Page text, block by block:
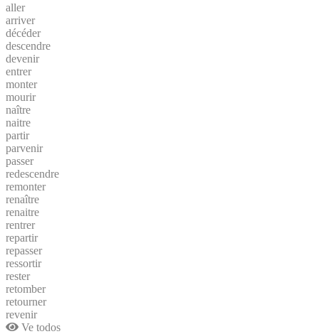
aller
arriver
décéder
descendre
devenir
entrer
monter
mourir
naître
naitre
partir
parvenir
passer
redescendre
remonter
renaître
renaitre
rentrer
repartir
repasser
ressortir
rester
retomber
retourner
revenir
Ve todos